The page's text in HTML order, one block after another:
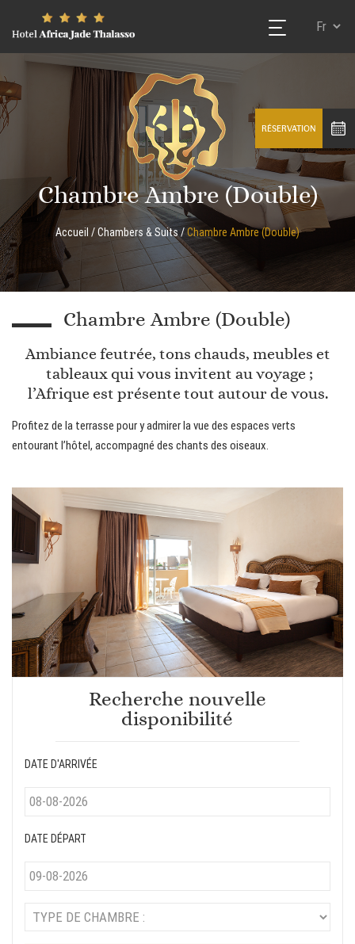
RÉSERVATION
Chambre Ambre (Double)
Accueil /Chambers & Suits/Chambre Ambre (Double)
Chambre Ambre (Double)
Ambiance feutrée, tons chauds, meubles et
tableaux qui vous invitent au voyage ;
l’Afrique est présente tout autour de vous.
Profitez de la terrasse pour y admirer la vue des espaces verts
entourant l’hôtel, accompagné des chants des oiseaux.
Recherche nouvelle
disponibilité
DATE D'ARRIVÉE
DATE DÉPART